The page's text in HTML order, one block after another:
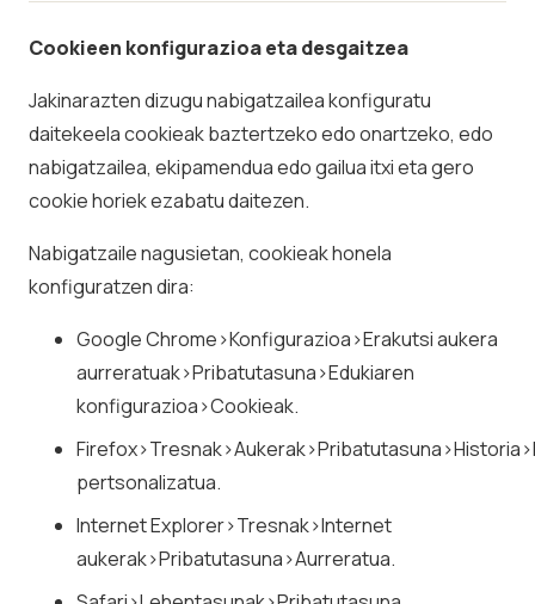
Cookieen konfigurazioa eta desgaitzea
Jakinarazten dizugu nabigatzailea konfiguratu
daitekeela cookieak baztertzeko edo onartzeko, edo
nabigatzailea, ekipamendua edo gailua itxi eta gero
cookie horiek ezabatu daitezen.
Nabigatzaile nagusietan, cookieak honela
konfiguratzen dira:
Google Chrome>Konfigurazioa>Erakutsi aukera
aurreratuak>Pribatutasuna>Edukiaren
konfigurazioa>Cookieak.
pertsonalizatua.
Internet Explorer>Tresnak>Internet
aukerak>Pribatutasuna>Aurreratua.